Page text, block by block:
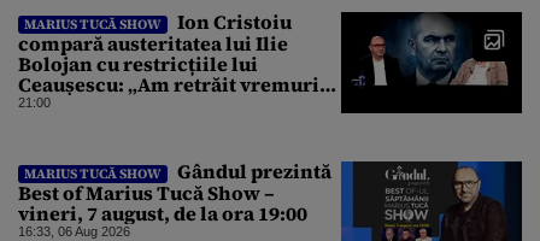
MARIUS TUCĂ SHOW
Ion Cristoiu
compară austeritatea lui Ilie
Bolojan cu restricțiile lui
Ceaușescu: „Am retrăit vremurile
tinereții”
21:00
MARIUS TUCĂ SHOW
Gândul prezintă
Best of Marius Tucă Show –
vineri, 7 august, de la ora 19:00
16:33, 06 Aug 2026